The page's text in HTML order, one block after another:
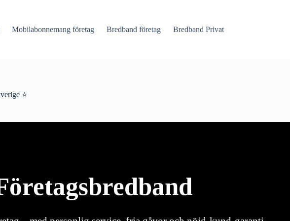
Mobilabonnemang företag Bredband företag Bredband Privat
⭐